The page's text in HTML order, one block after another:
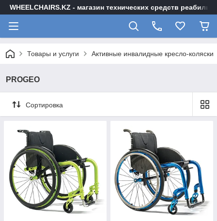
WHEELCHAIRS.KZ - магазин технических средств
Товары и услуги Активные инвалидные кресло-коляски
PROGEO
Сортировка